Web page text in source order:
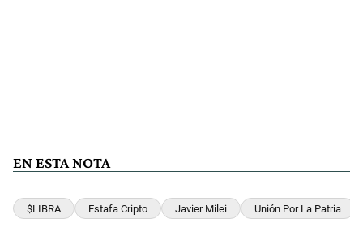
EN ESTA NOTA
$LIBRA Estafa Cripto Javier Milei Unión Por La Patria